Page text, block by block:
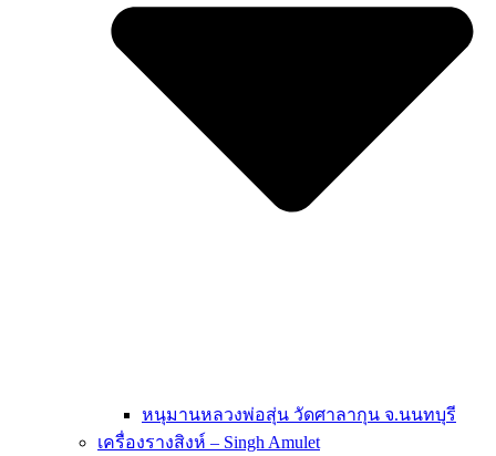
หนุมานหลวงพ่อสุ่น วัดศาลากุน จ.นนทบุรี
เครื่องรางสิงห์ – Singh Amulet